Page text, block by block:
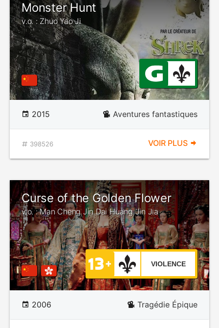
Monster Hunt
v.o. : Zhuo Yao Ji
2015 Aventures fantastiques
398526 VOIR PLUS
Curse of the Golden Flower
v.o. : Man Cheng Jin Dai Huang Jin Jia
VIOLENCE
2006 Tragédie Épique